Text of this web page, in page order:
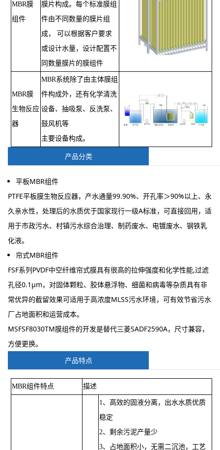
MBR膜
组件
膜片构成。每个标准膜组
件由不同数量的膜片组
成， 可以根据客户要求
或设计水量，设计配置不
同数量膜片的膜组件
MBR膜
生物反应
器
MBR系统除了由主体膜组
件构成外，还有化学清洗
设备、抽吸泵、反洗泵、
鼓风机等
主要设备构成。
产品分类
平板MBR组件
PTFE平板膜生物反应器，产水通量99.90%、开孔率＞90%以上、永
久亲水性，处理后的水质优于国家现行一级A标准，可直接回用，适
用于市政污水、村镇污水综合治理、制药废水、电镀废水、钢铁乳
化液。
帘式MBR组件
FSF系列PVDF中空纤维帘式膜具有很高的拉伸强度和化学性能,过滤
孔径0.1μm，对固体颗粒、胶体悬浮物、细菌和病毒等杂质具有非
常优异的截留效果可适用于高浓度MLSS污水环境，可有效节省污水
厂占地面积和运营成本。
MSFSF8030TM膜组件的开发是替代三菱SADF2590A，尺寸兼容，
方便更换。
产品特点
MBR组件特点 描述
1、高效的固液分离，出水水质优质
稳定
2、剩余污泥产量少
3、占地面积小，无需二沉池，工艺